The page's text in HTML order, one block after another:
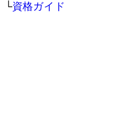
└資格ガイド